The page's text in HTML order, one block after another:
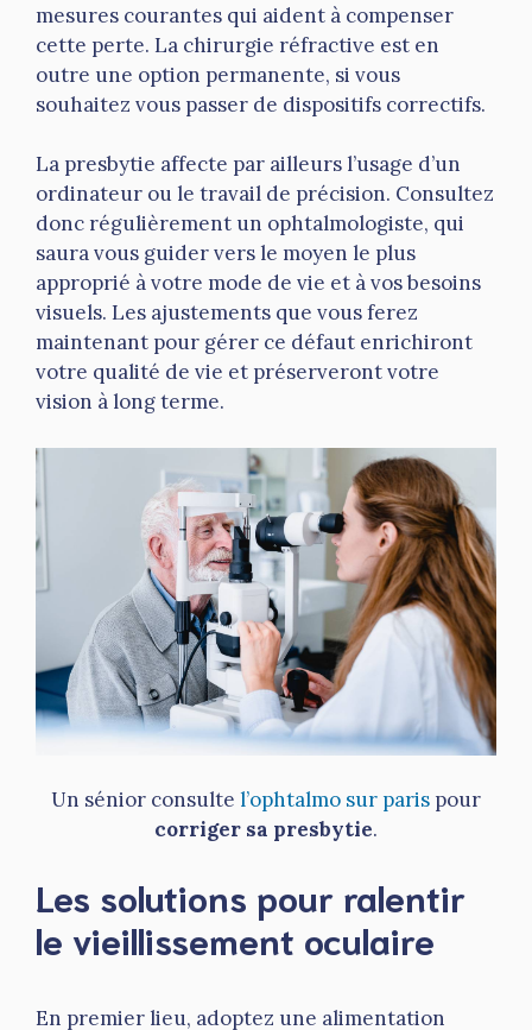
mesures courantes qui aident à compenser
cette perte. La chirurgie réfractive est en
outre une option permanente, si vous
souhaitez vous passer de dispositifs correctifs.
La presbytie affecte par ailleurs l’usage d’un
ordinateur ou le travail de précision. Consultez
donc régulièrement un ophtalmologiste, qui
saura vous guider vers le moyen le plus
approprié à votre mode de vie et à vos besoins
visuels. Les ajustements que vous ferez
maintenant pour gérer ce défaut enrichiront
votre qualité de vie et préserveront votre
vision à long terme.
Un sénior consulte l’ophtalmo sur paris pour
corriger sa presbytie.
Les solutions pour ralentir
le vieillissement oculaire
En premier lieu, adoptez une alimentation